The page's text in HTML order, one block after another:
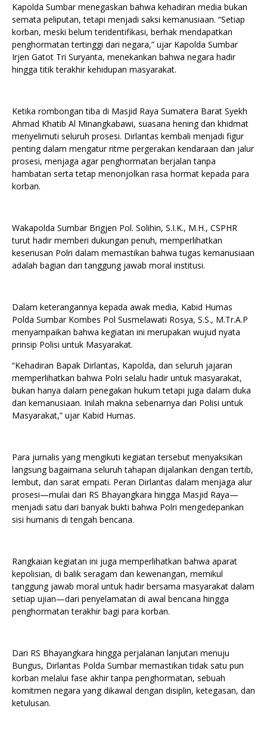
Kapolda Sumbar menegaskan bahwa kehadiran media bukan
semata peliputan, tetapi menjadi saksi kemanusiaan. “Setiap
korban, meski belum teridentifikasi, berhak mendapatkan
penghormatan tertinggi dari negara,” ujar Kapolda Sumbar
Irjen Gatot Tri Suryanta, menekankan bahwa negara hadir
hingga titik terakhir kehidupan masyarakat.
Ketika rombongan tiba di Masjid Raya Sumatera Barat Syekh
Ahmad Khatib Al Minangkabawi, suasana hening dan khidmat
menyelimuti seluruh prosesi. Dirlantas kembali menjadi figur
penting dalam mengatur ritme pergerakan kendaraan dan jalur
prosesi, menjaga agar penghormatan berjalan tanpa
hambatan serta tetap menonjolkan rasa hormat kepada para
korban.
Wakapolda Sumbar Brigjen Pol. Solihin, S.I.K., M.H., CSPHR
turut hadir memberi dukungan penuh, memperlihatkan
keseriusan Polri dalam memastikan bahwa tugas kemanusiaan
adalah bagian dari tanggung jawab moral institusi.
Dalam keterangannya kepada awak media, Kabid Humas
Polda Sumbar Kombes Pol Susmelawati Rosya, S.S., M.Tr.A.P
menyampaikan bahwa kegiatan ini merupakan wujud nyata
prinsip Polisi untuk Masyarakat.
“Kehadiran Bapak Dirlantas, Kapolda, dan seluruh jajaran
memperlihatkan bahwa Polri selalu hadir untuk masyarakat,
bukan hanya dalam penegakan hukum tetapi juga dalam duka
dan kemanusiaan. Inilah makna sebenarnya dari Polisi untuk
Masyarakat,” ujar Kabid Humas.
Para jurnalis yang mengikuti kegiatan tersebut menyaksikan
langsung bagaimana seluruh tahapan dijalankan dengan tertib,
lembut, dan sarat empati. Peran Dirlantas dalam menjaga alur
prosesi—mulai dari RS Bhayangkara hingga Masjid Raya—
menjadi satu dari banyak bukti bahwa Polri mengedepankan
sisi humanis di tengah bencana.
Rangkaian kegiatan ini juga memperlihatkan bahwa aparat
kepolisian, di balik seragam dan kewenangan, memikul
tanggung jawab moral untuk hadir bersama masyarakat dalam
setiap ujian—dari penyelamatan di awal bencana hingga
penghormatan terakhir bagi para korban.
Dari RS Bhayangkara hingga perjalanan lanjutan menuju
Bungus, Dirlantas Polda Sumbar memastikan tidak satu pun
korban melalui fase akhir tanpa penghormatan, sebuah
komitmen negara yang dikawal dengan disiplin, ketegasan, dan
ketulusan.